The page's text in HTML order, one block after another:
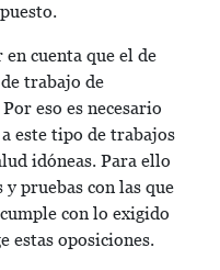
cuenta que el de
trabajo de
Por eso es necesario
este tipo de trabajos
idóneas. Para ello
y pruebas con las que
con lo exigido
estas oposiciones.